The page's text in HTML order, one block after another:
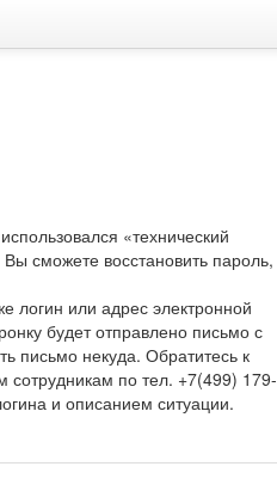
«технический
сможете восстановить пароль,
логин или адрес электронной
будет отправлено письмо с
письмо некуда. Обратитесь к
по тел. +7(499) 179-
и описанием ситуации.